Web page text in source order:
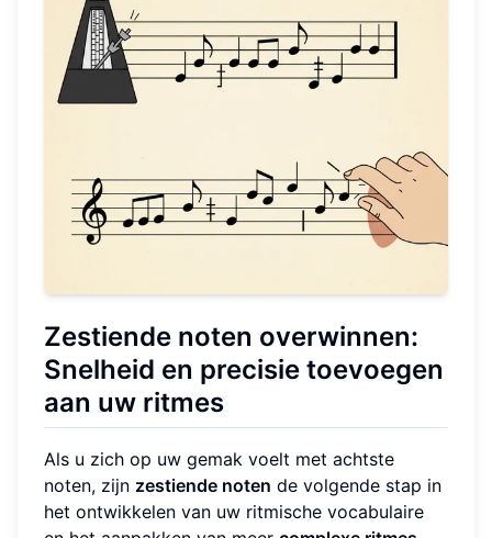
Zestiende noten overwinnen:
Snelheid en precisie toevoegen
aan uw ritmes
Als u zich op uw gemak voelt met achtste
noten, zijn zestiende noten de volgende stap in
het ontwikkelen van uw ritmische vocabulaire